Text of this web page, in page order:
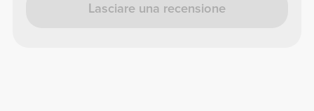
Lasciare una recensione